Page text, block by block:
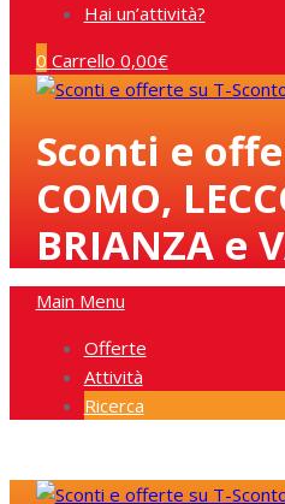
Hai un’attività?
0 Carrello 0,00€
Sconti e
COMO,
BRIANZA e
Main Menu
Offerte
Attività
Ricerca